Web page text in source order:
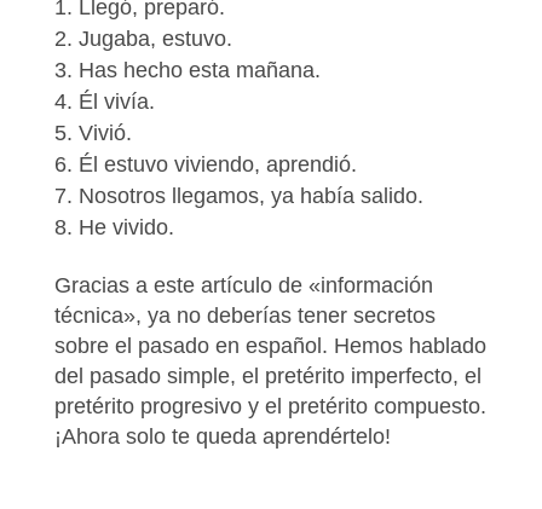
Llegó, preparó.
Jugaba, estuvo.
Has hecho esta mañana.
Él vivía.
Vivió.
Él estuvo viviendo, aprendió.
Nosotros llegamos, ya había salido.
He vivido.
Gracias a este artículo de «información
técnica», ya no deberías tener secretos
sobre el pasado en español. Hemos hablado
del pasado simple, el pretérito imperfecto, el
pretérito progresivo y el pretérito compuesto.
¡Ahora solo te queda aprendértelo!